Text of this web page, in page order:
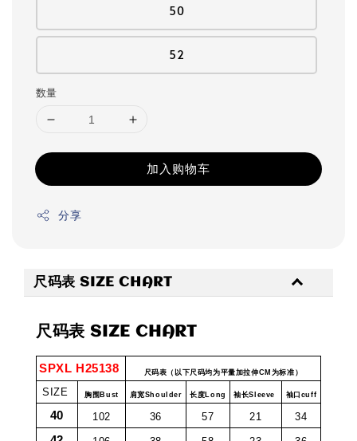
50
52
数量
加入购物车
分享
尺码表 SIZE CHART
尺码表 SIZE CHART
SPXL H25138 尺码表（以下尺码均为平量加拉伸CM为标准）
SIZE 胸围Bust 肩宽Shoulder 长度Long 袖长Sleeve 袖口cuff
40 102 36 57 21 34